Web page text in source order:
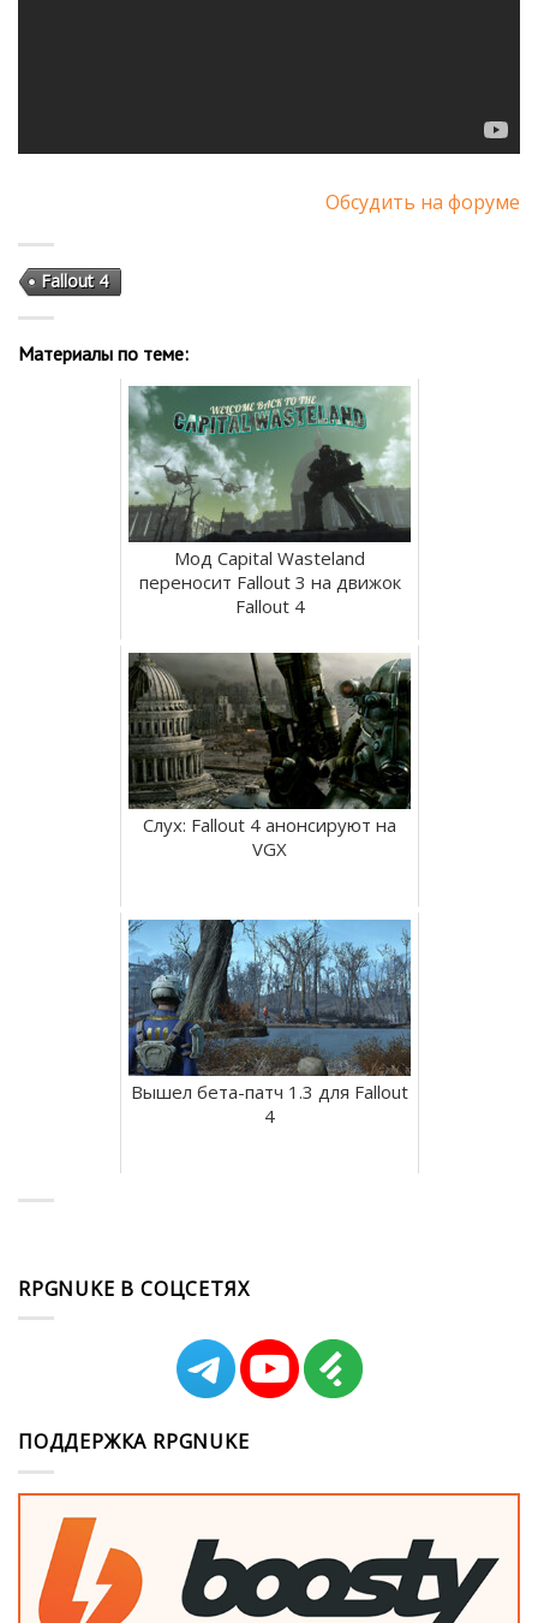
Обсудить на форуме
Fallout 4
Материалы по теме:
Мод Capital Wasteland
переносит Fallout 3 на движок
Fallout 4
Слух: Fallout 4 анонсируют на
VGX
Вышел бета-патч 1.3 для Fallout
4
RPGNUKE В СОЦСЕТЯХ
ПОДДЕРЖКА RPGNUKE